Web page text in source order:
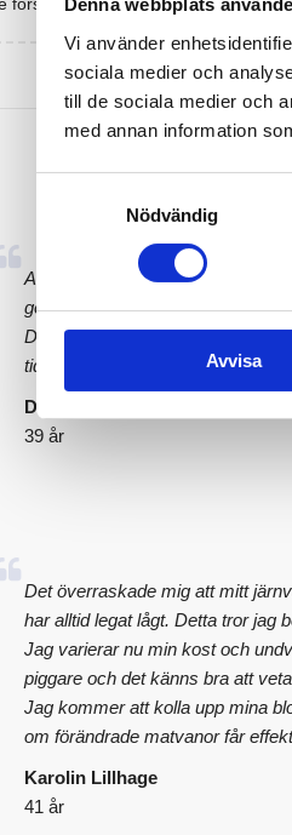
Denna webbplats
Vi använder
sociala medier och
till de sociala medier och
med annan information
Nödvändig
Avvisa
Att mitt D-vitaminvärde var så
gör jag vad jag kan för att få i
D-vitamin och jag känner att jag
tidigare. Ser fram emot att se om
David Malmsten
39 år
Det överraskade mig att mitt
har alltid legat lågt. Detta tror jag
Jag varierar nu min kost och
piggare och det känns bra att
Jag kommer att kolla upp mina
om förändrade matvanor får
Karolin Lillhage
41 år